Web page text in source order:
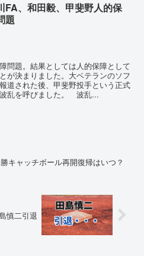
FA、和田毅、甲斐野人的保
題
問題。結果としては人的保障として
が決まりました。大ベテランのソフ
道された後、甲斐野投手という正式
乱を呼びました。 波乱...
キャッチボール再開復帰はいつ？
慎二引退